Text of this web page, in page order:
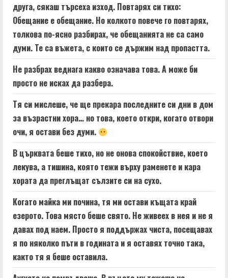
друга, сякаш търсеха изход. Повтарях си тихо:
Обещание е обещание. Но колкото повече го повтарях,
толкова по-ясно разбирах, че обещанията не са само
думи. Те са въжета, с които се държим над пропастта.
Не разбрах веднага какво означава това. А може би
просто не исках да разбера.
Тя си мислеше, че ще прекара последните си дни в дом
за възрастни хора… но това, което откри, когато отвори
очи, я остави без думи.
В църквата беше тихо, но не онова спокойствие, което
лекува, а тишина, която тежи върху раменете и кара
хората да преглъщат сълзите си на сухо.
Когато майка ми почина, тя ми остави къщата край
езерото. Това място беше свято. Не живеех в нея и не я
давах под наем. Просто я поддържах чиста, посещавах
я по няколко пъти в годината и я оставях точно така,
както тя я беше оставила.